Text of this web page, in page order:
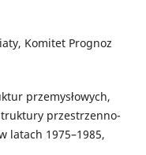
Komitet Prognoz
przemysłowych,
przestrzenno-
latach 1975–1985,